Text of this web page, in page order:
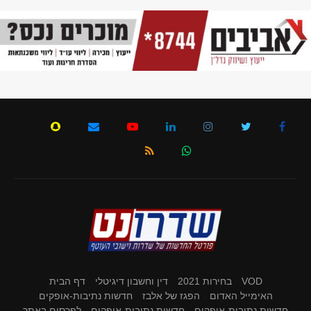
VOD בחירות 2021 דין וחשבון דיגיטלי
דף הבית
האימייל האדום
הפגז של אלבז
חדשות נתיבות-אופקים